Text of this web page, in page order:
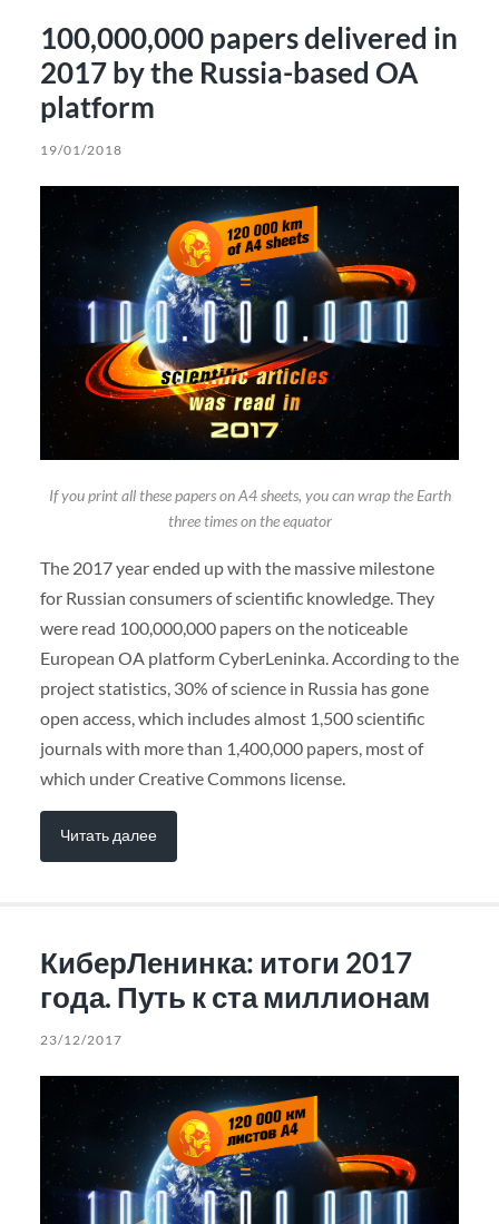
100,000,000 papers delivered in
2017 by the Russia-based OA
platform
19/01/2018
If you print all these papers on A4 sheets, you can wrap the Earth
three times on the equator
The 2017 year ended up with the massive milestone
for Russian consumers of scientific knowledge. They
were read 100,000,000 papers on the noticeable
European OA platform CyberLeninka. According to the
project statistics, 30% of science in Russia has gone
open access, which includes almost 1,500 scientific
journals with more than 1,400,000 papers, most of
which under Creative Commons license.
Читать далее
КиберЛенинка: итоги 2017
года. Путь к ста миллионам
23/12/2017